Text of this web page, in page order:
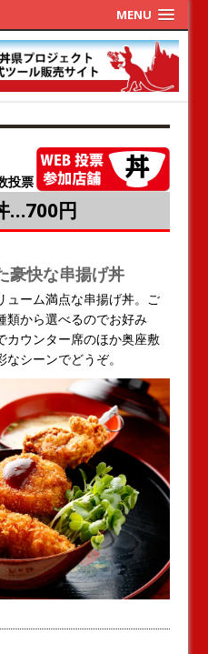
MENU
投票
…700円
豪快な串揚げ丼
ューム満点な串揚げ丼。ご
類から選べるのでお好み
カウンター席のほか奥座敷
シーンでどうぞ。